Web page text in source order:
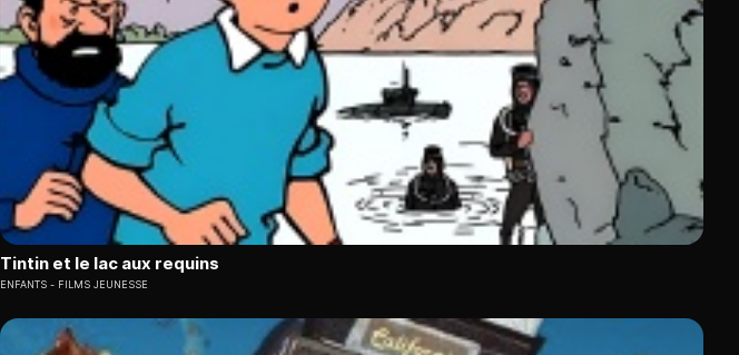
Tintin et le lac aux requins
ENFANTS FILMS JEUNESSE